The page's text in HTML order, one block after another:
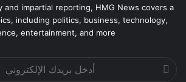
and impartial reporting, HMG News covers a
including politics, business, technology,
entertainment, and more.
أدخل
بريدك